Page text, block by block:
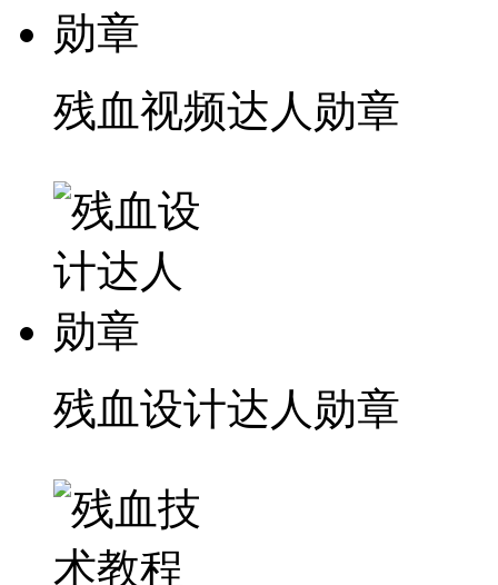
残血视频达人勋章
残血设计达人勋章